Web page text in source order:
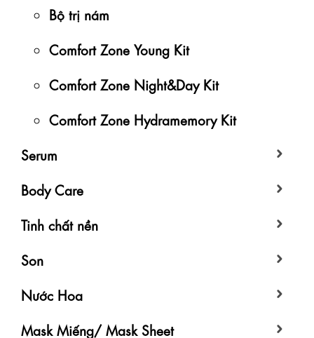
Bộ trị nám
Comfort Zone Young Kit
Comfort Zone Night&Day Kit
Comfort Zone Hydramemory Kit
Serum
Body Care
Tinh chất nền
Son
Nước Hoa
Mask Miếng/ Mask Sheet